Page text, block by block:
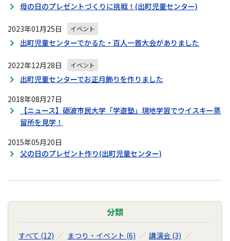
母の日のプレゼントづくりに挑戦！(出町児童センター)
2023年01月25日 イベント
出町児童センターでかるた・百人一首大会がありました
2022年12月28日 イベント
出町児童センターでお正月飾りを作りました
2018年08月27日
【ニュース】砺波市民大学「学遊塾」現地学習でウイスキー蒸
留所を見学！
2015年05月20日
父の日のプレゼント作り(出町児童センター)
分類
すべて (12) まつり・イベント (6)
講演会 (3)